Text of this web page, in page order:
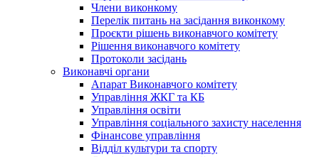
Члени виконкому
Перелік питань на засідання виконкому
Проєкти рішень виконавчого комітету
Рішення виконавчого комітету
Протоколи засідань
Виконавчі органи
Апарат Виконавчого комітету
Управління ЖКГ та КБ
Управління освіти
Управління соціального захисту населення
Фінансове управління
Відділ культури та спорту